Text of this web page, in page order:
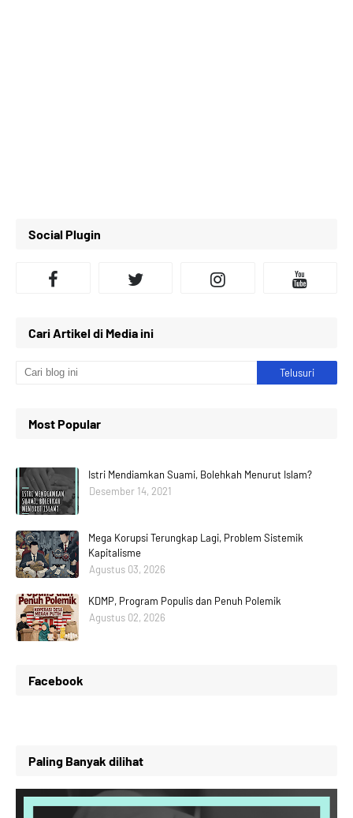
Social Plugin
Cari Artikel di Media ini
Most Popular
Istri Mendiamkan Suami, Bolehkah Menurut Islam?
Desember 14, 2021
Mega Korupsi Terungkap Lagi, Problem Sistemik
Kapitalisme
Agustus 03, 2026
KDMP, Program Populis dan Penuh Polemik
Agustus 02, 2026
Facebook
Paling Banyak dilihat